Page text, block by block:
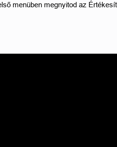
menüben megnyitod az